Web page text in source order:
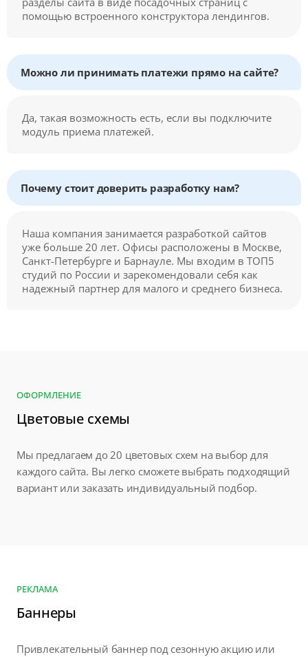
помощью встроенного конструктора лендингов.
Можно ли принимать платежи прямо на сайте?
Да, такая возможность есть, если вы подключите
модуль приема платежей.
Почему стоит доверить разработку нам?
Наша компания занимается разработкой сайтов
уже больше 20 лет. Офисы расположены в Москве,
Санкт-Петербурге и Барнауле. Мы входим в ТОП5
студий по России и зарекомендовали себя как
надежный партнер для малого и среднего бизнеса.
ОФОРМЛЕНИЕ
Цветовые схемы
Мы предлагаем до 20 цветовых схем на выбор для
каждого сайта. Вы легко сможете выбрать подходящий
вариант или заказать индивидуальный подбор.
РЕКЛАМА
Баннеры
Привлекательный баннер под сезонную акцию или